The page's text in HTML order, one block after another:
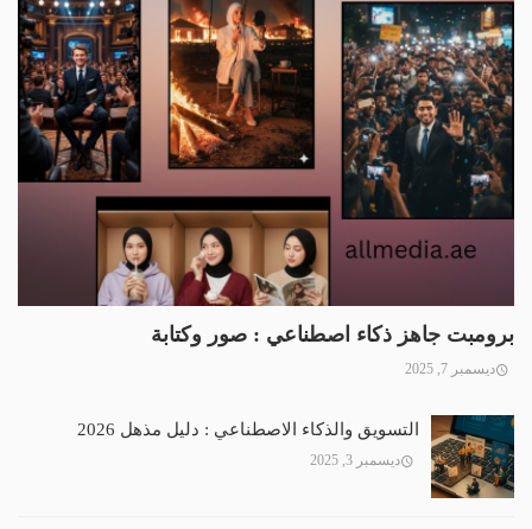
برومبت جاهز ذكاء اصطناعي : صور وكتابة
ديسمبر 7, 2025
التسويق والذكاء الاصطناعي : دليل مذهل 2026
ديسمبر 3, 2025